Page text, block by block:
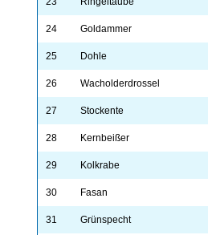
24 Goldammer
25 Dohle
26 Wacholderdrossel
27 Stockente
28 Kernbeißer
29 Kolkrabe
30 Fasan
31 Grünspecht